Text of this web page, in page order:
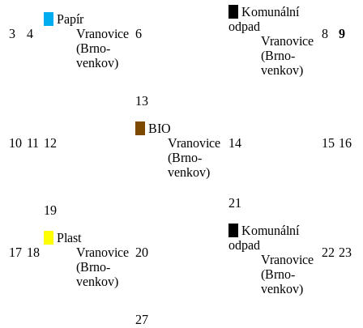
3 4
Papír
Vranovice
(Brno-
venkov)
6
Komunální
odpad
Vranovice
(Brno-
venkov)
8 9
10 11 12
13
BIO
Vranovice
(Brno-
venkov)
14 15 16
17 18
19
Plast
Vranovice
(Brno-
venkov)
20
21
Komunální
odpad
Vranovice
(Brno-
venkov)
22 23
27